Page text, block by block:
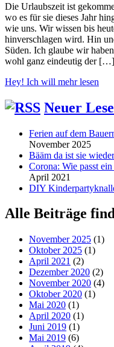
Die Urlaubszeit ist
wo es für sie dieses Jahr
wie uns. Wir wissen bis
hinverschlagen wird. Hin
Süden. Ich glaube wir
wohl ganz eindeutig der […]
Hey! Ich will mehr lesen
Neuer
Ferien auf dem
November 2025
Bääm da ist sie wieder
Corona: Wie passt
April 2021
DIY
Alle Beiträge
November 2025 (1)
Oktober 2025 (1)
April 2021 (2)
Dezember 2020 (2)
November 2020 (4)
Oktober 2020 (1)
Mai 2020 (1)
April 2020 (1)
Juni 2019 (1)
Mai 2019 (6)